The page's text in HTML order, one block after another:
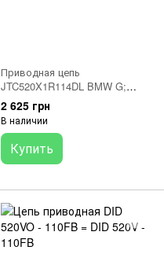
Приводная цепь
JTC520X1R114DL BMW G;
HONDA CR, CRF, CTX, NC;
HUSQVARNA CR, SM, SMR,
SMS, TC, TE, TXC, WR 125-800
1981-2021
2 625 грн
В наличии
Купить